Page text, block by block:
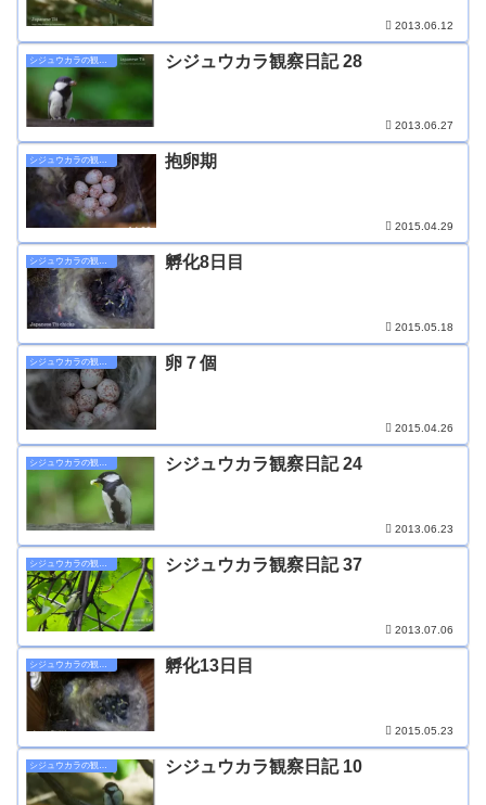
2013.06.12
シジュウカラ観察日記 28
2013.06.27
シジュウカラの観察日記 抱卵期
2015.04.29
シジュウカラの観察日記 孵化8日目
2015.05.18
シジュウカラの観察日記 卵７個
2015.04.26
シジュウカラの観察日記 シジュウカラ観察日記 24
2013.06.23
シジュウカラの観察日記 シジュウカラ観察日記 37
2013.07.06
シジュウカラの観察日記 孵化13日目
2015.05.23
シジュウカラ観察日記 10